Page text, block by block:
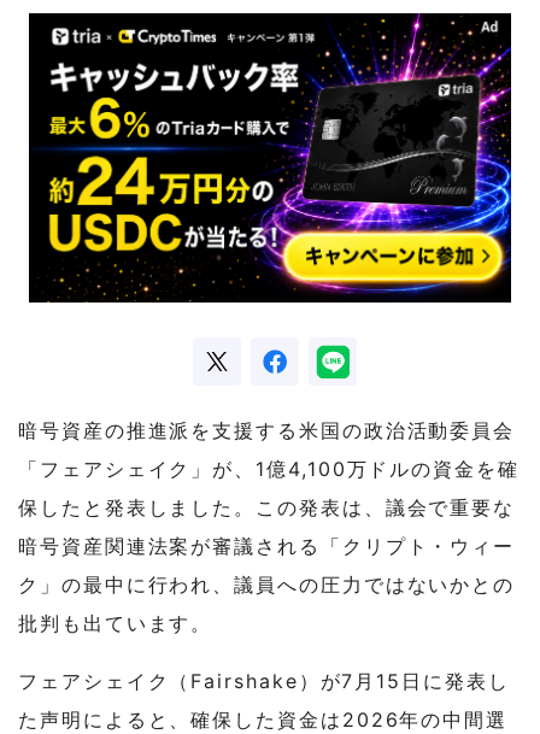
暗号資産の推進派を支援する米国の政治活動委員会
「フェアシェイク」が、1億4,100万ドルの資金を確
保したと発表しました。この発表は、議会で重要な
暗号資産関連法案が審議される「クリプト・ウィー
ク」の最中に行われ、議員への圧力ではないかとの
批判も出ています。
フェアシェイク（Fairshake）が7月15日に発表し
た声明によると、確保した資金は2026年の中間選